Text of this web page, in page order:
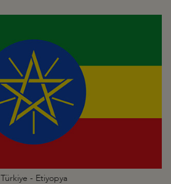
Türkiye - Etiyopya